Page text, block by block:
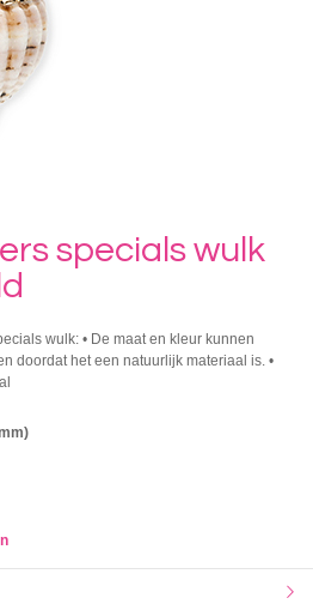
specials wulk
wulk: • De maat en kleur kunnen
doordat het een natuurlijk materiaal is. •